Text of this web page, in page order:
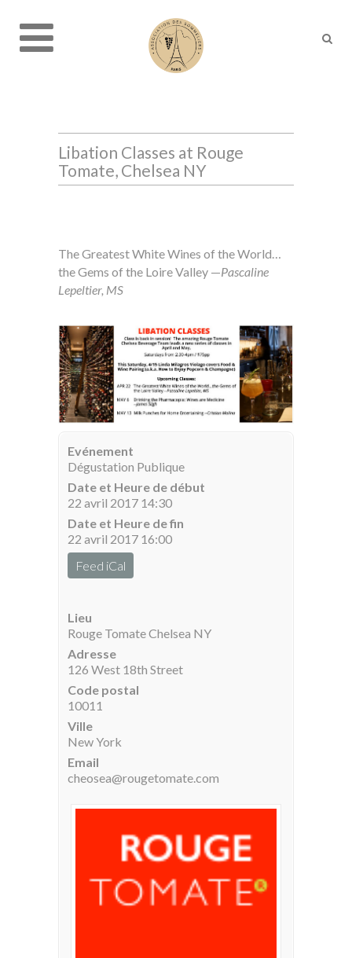
Libation Classes at Rouge
Tomate, Chelsea NY
The Greatest White Wines of the World…
the Gems of the Loire Valley —Pascaline
Lepeltier, MS
Evénement
Dégustation Publique
Date et Heure de début
22 avril 2017 14:30
Date et Heure de fin
22 avril 2017 16:00
Feed iCal
Lieu
Rouge Tomate Chelsea NY
Adresse
126 West 18th Street
Code postal
10011
Ville
New York
Email
cheosea@rougetomate.com